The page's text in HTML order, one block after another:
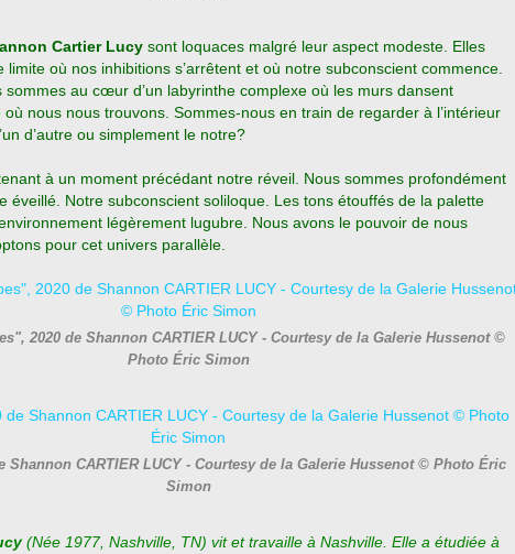
Cartier Lucy sont loquaces malgré leur aspect modeste. Elles
limite où nos inhibitions s’arrêtent et où notre subconscient commence.
sommes au cœur d’un labyrinthe complexe où les murs dansent
où nous nous trouvons. Sommes-nous en train de regarder à l’intérieur
d’autre ou simplement le notre?
à un moment précédant notre réveil. Nous sommes profondément
éveillé. Notre subconscient soliloque. Les tons étouffés de la palette
légèrement lugubre. Nous avons le pouvoir de nous
pour cet univers parallèle.
2020 de Shannon CARTIER LUCY - Courtesy de la Galerie Hussenot ©
Photo Éric Simon
Shannon CARTIER LUCY - Courtesy de la Galerie Hussenot © Photo Éric
Simon
(Née 1977, Nashville, TN) vit et travaille à Nashville. Elle a étudiée à